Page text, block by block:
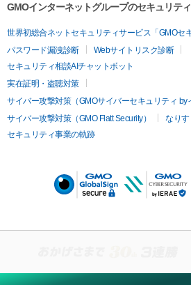
GMOインターネットグループのセキュリテ
世界初総合ネットセキュリティサービス「GMOセ
パスワード漏洩診断
Webサイトリスク診断
セキュリティ相談AIチャットボット
実在証明・盗聴対策
サイバー攻撃対策（GMOサイバーセキュリティ by
サイバー攻撃対策（GMO Flatt Security）
なり
セキュリティ事業の軌跡